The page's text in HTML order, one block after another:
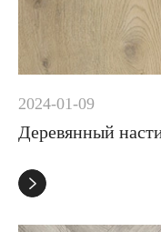
2024-01-09
Деревянный
